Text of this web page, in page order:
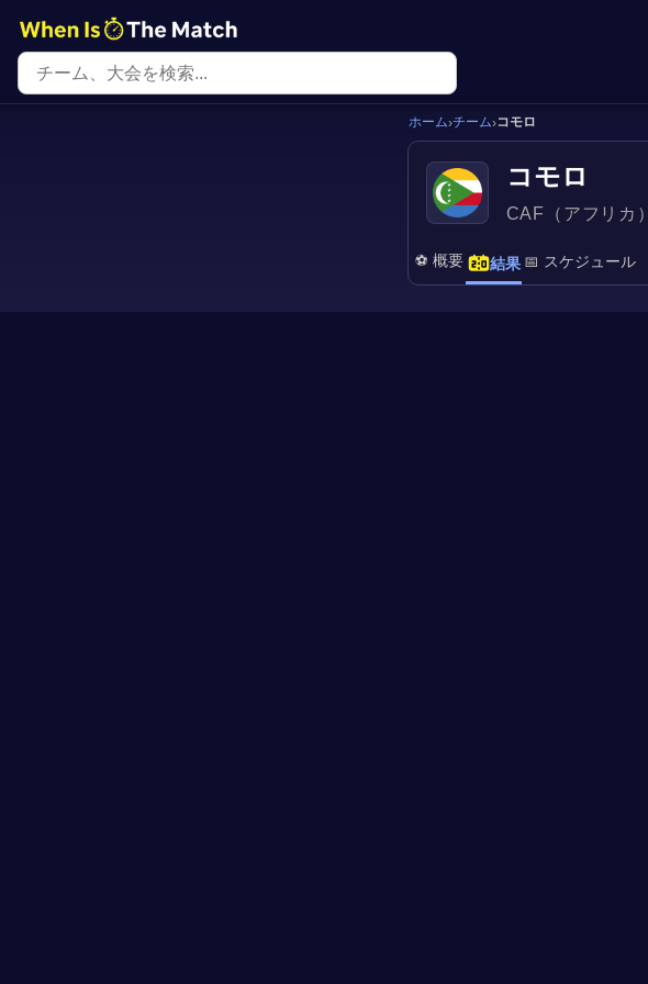
ホーム›チーム›コモロ
コモロ
CAF（アフリカ）
⚽ 概要 結果 📅 スケジュール